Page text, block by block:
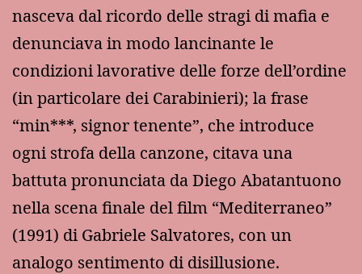
nasceva dal ricordo delle stragi di mafia e
denunciava in modo lancinante le
condizioni lavorative delle forze dell’ordine
(in particolare dei Carabinieri); la frase
“min***, signor tenente”, che introduce
ogni strofa della canzone, citava una
battuta pronunciata da Diego Abatantuono
nella scena finale del film “Mediterraneo”
(1991) di Gabriele Salvatores, con un
analogo sentimento di disillusione.